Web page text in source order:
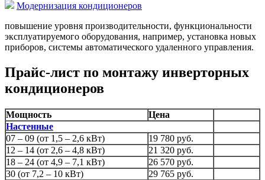
Модернизация кондиционеров
повышение уровня производительности, функциональности
эксплуатируемого оборудования, например, установка новых
приборов, системы автоматического удаленного управления.
Прайс-лист по монтажу инверторных
кондиционеров
Мощность
Цена
Настенные
07 – 09 (от 1,5 – 2,6 кВт)
19 780 руб.
12 – 14 (от 2,6 – 4,8 кВт)
21 320 руб.
18 – 24 (от 4,9 – 7,1 кВт)
26 570 руб.
30 (от 7,2 – 10 кВт)
29 765 руб.